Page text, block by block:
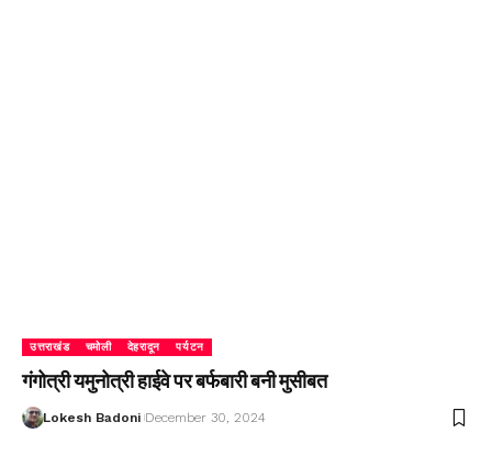
उत्तराखंड चमोली देहरादून पर्यटन
गंगोत्री यमुनोत्री हाईवे पर बर्फबारी बनी मुसीबत
Lokesh Badoni December 30, 2024